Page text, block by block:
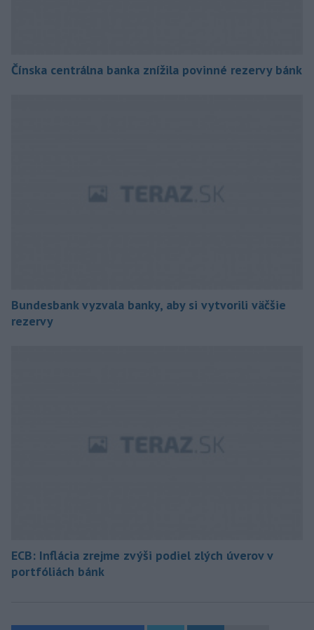
Čínska centrálna banka znížila povinné rezervy bánk
Bundesbank vyzvala banky, aby si vytvorili väčšie
rezervy
ECB: Inflácia zrejme zvýši podiel zlých úverov v
portfóliách bánk